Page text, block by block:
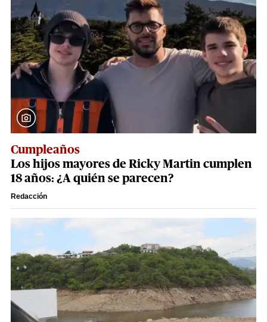
Cumpleaños
Los hijos mayores de Ricky Martin cumplen
18 años: ¿A quién se parecen?
Redacción